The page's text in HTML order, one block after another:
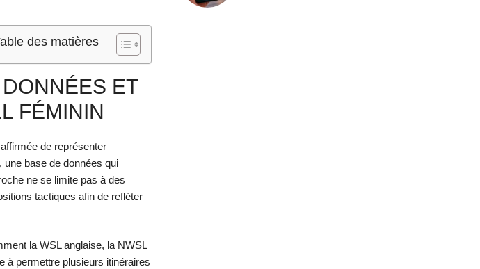
des matières
ET
FÉMININ
de représenter
une base de données qui
ne se limite pas à des
tactiques afin de refléter
la WSL anglaise, la NWSL
à permettre plusieurs itinéraires